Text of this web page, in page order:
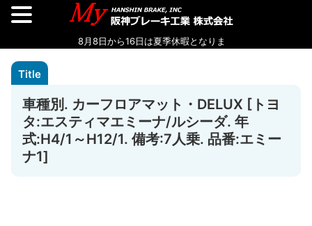
車種別. カーフロアマット・DELUX [トヨ
タ:エスティマエミーナ/ルシーダ. 年
式:H4/1～H12/1. 備考:7人乗. 品番:エミー
ナ1]